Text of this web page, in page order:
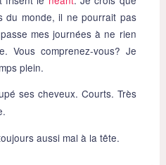
du monde, il ne pourrait pas
mes journées à ne rien
Vous comprenez-vous? Je
plein.
ses cheveux. Courts. Très
aussi mal à la tête.